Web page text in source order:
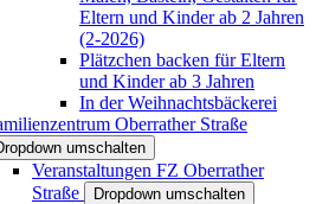
Eltern und Kinder ab 2 Jahren
(2-2026)
Plätzchen backen für Eltern
und Kinder ab 3 Jahren
In der Weihnachtsbäckerei
Oberrather Straße
umschalten
Veranstaltungen FZ Oberrather
Straße
Dropdown umschalten